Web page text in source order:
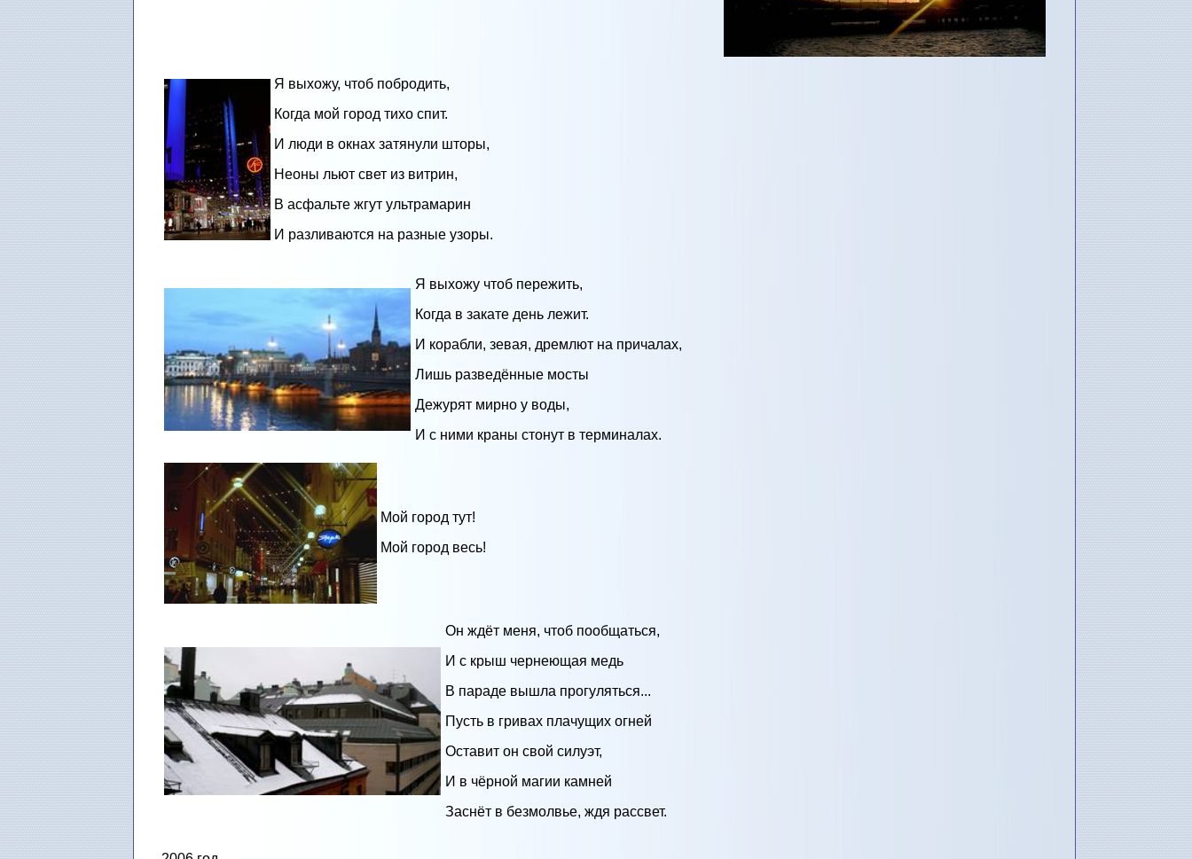
Я выхожу, чтоб побродить,
Когда мой город тихо спит.
И люди в окнах затянули шторы,
Неоны льют свет из витрин,
В асфальте жгут ультрамарин
И разливаются на разные узоры.
Я выхожу чтоб пережить,
Когда в закате день лежит.
И корабли, зевая, дремлют на причалах,
Лишь разведённые мосты
Дежурят мирно у воды,
И с ними краны стонут в терминалах.
Мой город тут!
Мой город весь!
Он ждёт меня, чтоб пообщаться,
И с крыш чернеющая медь
В параде вышла прогуляться...
Пусть в гривах плачущих огней
Оставит он свой силуэт,
И в чёрной магии камней
Заснёт в безмолвье, ждя рассвет.